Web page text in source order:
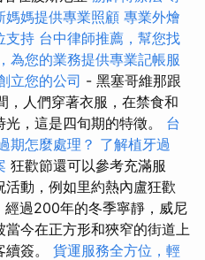
媽媽提供專業照顧 專業外燴
支持 台中律師推薦，幫您找
為您的業務提供專業記帳服
立您的公司 - 黑塞哥維那跟
人們穿著衣服，在禁食和
，這是四旬期的特徵。 台
期怎麼處理？ 了解植牙過
狂歡節還可以參考充滿服
動，例如里約熱內盧狂歡
經過200年的冬季寧靜，威尼
今在正方形和狹窄的街道上
簽。 貨運服務全方位，輕